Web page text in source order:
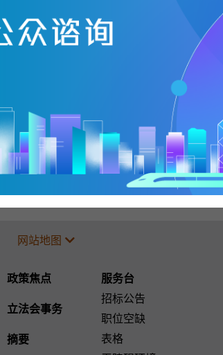
独立审查组 简朴房制度
网站地图
政策焦点
立法会事务
摘要
服务台
招标公告
职位空缺
表格